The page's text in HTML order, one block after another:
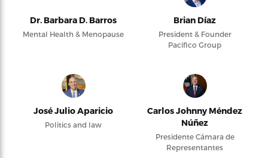
Dr. Barbara D. Barros
Mental Health & Menopause
Brian Díaz
President & Founder
Pacifico Group
José Julio Aparicio
Politics and law
Carlos Johnny Méndez
Núñez
Presidente Cámara de
Representantes